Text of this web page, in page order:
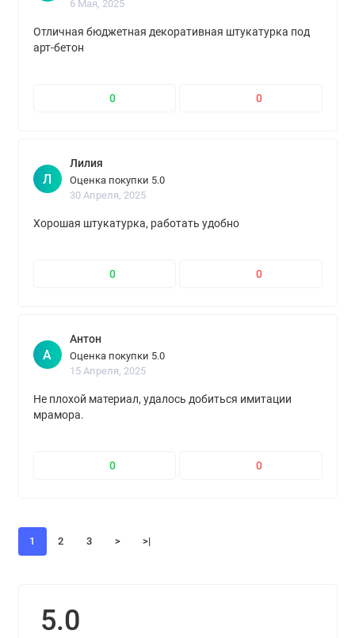
6 Мая, 2025
Отличная бюджетная декоративная штукатурка под
арт-бетон
0 0
Л
Лилия
Оценка покупки 5.0
30 Апреля, 2025
Хорошая штукатурка, работать удобно
0 0
А
Антон
Оценка покупки 5.0
15 Апреля, 2025
Не плохой материал, удалось добиться имитации
мрамора.
0 0
1 2 3 > >|
5.0